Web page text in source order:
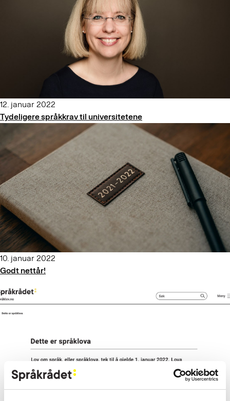
12. januar 2022
Tydeligere språkkrav til universitetene
10. januar 2022
Godt nettår!